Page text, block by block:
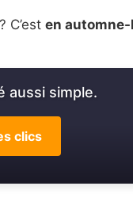
? C’est en
aussi simple.
clics